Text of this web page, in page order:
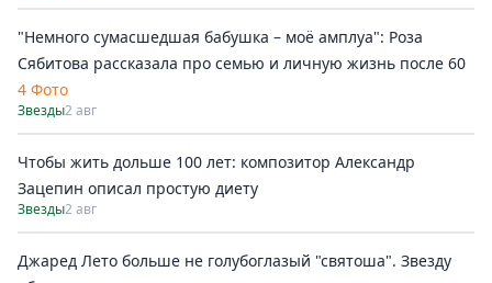
"Немного сумасшедшая бабушка – моё амплуа": Роза
Сябитова рассказала про семью и личную жизнь после 60
4 Фото
Звезды2 авг
Чтобы жить дольше 100 лет: композитор Александр
Зацепин описал простую диету
Звезды2 авг
Джаред Лето больше не голубоглазый "святоша". Звезду